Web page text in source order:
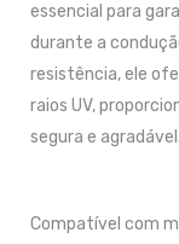
essencial para
durante a
resistência, ele
raios UV,
segura e agradável.
Compatível com